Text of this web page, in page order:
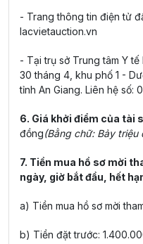
- Trang thông tin điện tử
lacvietauction.vn
- Tại trụ sở Trung tâm Y
30 tháng 4, khu phố 1 -
tỉnh An Giang. Liên hệ số:
6. Giá khởi điểm của tài
đồng(Bằng chữ: Bảy triệu
7. Tiền mua hồ sơ mời
ngày, giờ bắt đầu, hết
a) Tiền mua hồ sơ mời
b) Tiền đặt trước: